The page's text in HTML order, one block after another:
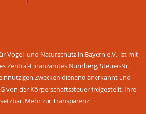
Vogel- und Naturschutz in Bayern e.V. ist mit
Zentral-Finanzamtes Nürnberg, Steuer-Nr.
Zwecken dienend anerkannt und
von der Körperschaftssteuer freigestellt. Ihre
Mehr zur Transparenz